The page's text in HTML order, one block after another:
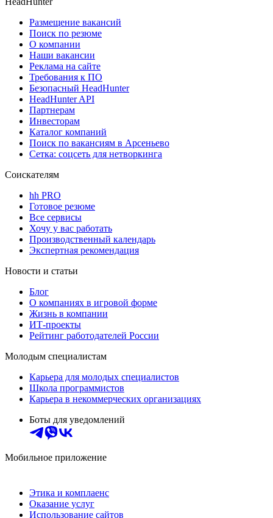
Размещение вакансий
Поиск по резюме
О компании
Наши вакансии
Реклама на сайте
Требования к ПО
Безопасный HeadHunter
HeadHunter API
Партнерам
Инвесторам
Каталог компаний
Поиск по вакансиям в Арсеньево
Сетка: соцсеть для нетворкинга
Соискателям
hh PRO
Готовое резюме
Все сервисы
Хочу у вас работать
Производственный календарь
Экспертная рекомендация
Новости и статьи
Блог
О компаниях в игровой форме
Жизнь в компании
ИТ-проекты
Рейтинг работодателей России
Молодым специалистам
Карьера для молодых специалистов
Школа программистов
Карьера в некоммерческих организациях
Боты для уведомлений
Мобильное приложение
Этика и комплаенс
Оказание услуг
Использование сайтов